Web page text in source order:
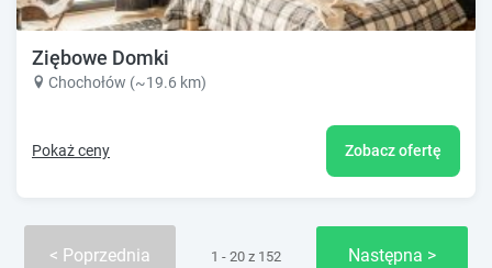
Ziębowe Domki
Chochołów (~19.6 km)
Pokaż ceny Zobacz ofertę
Poprzednia 1 - 20 z 152 Następna